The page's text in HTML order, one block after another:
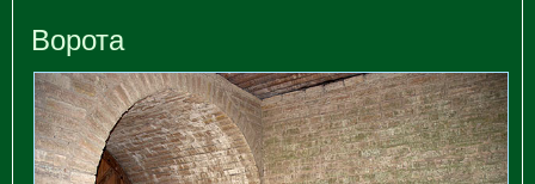
Ворота